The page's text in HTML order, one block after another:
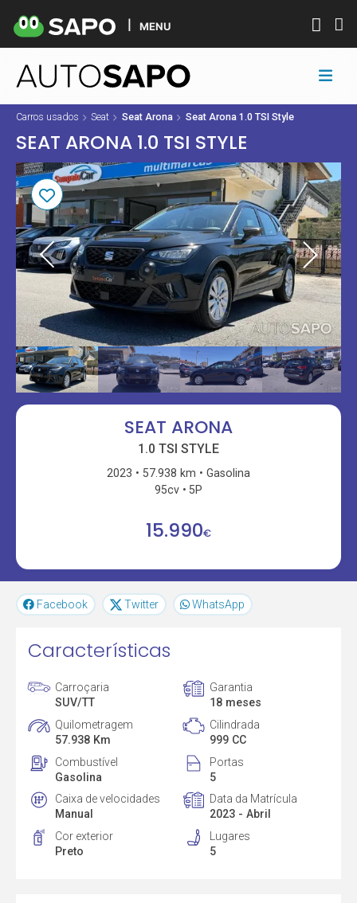
MENU
Carros usados Seat Seat Arona Seat Arona 1.0 TSI Style
SEAT ARONA 1.0 TSI STYLE
SEAT ARONA
1.0 TSI STYLE
2023 57.938 km
Gasolina
95cv
5P
15.990€
Facebook Twitter WhatsApp
Características
Carroçaria
SUV/TT
Garantia
18 meses
Quilometragem
57.938 Km
Cilindrada
999 CC
Combustível
Gasolina
Portas
5
Caixa de velocidades
Manual
Data da Matrícula
2023 - Abril
Cor exterior
Preto
Lugares
5